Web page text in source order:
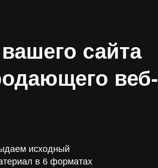
сайта
веб-
исходный
в 6 форматах